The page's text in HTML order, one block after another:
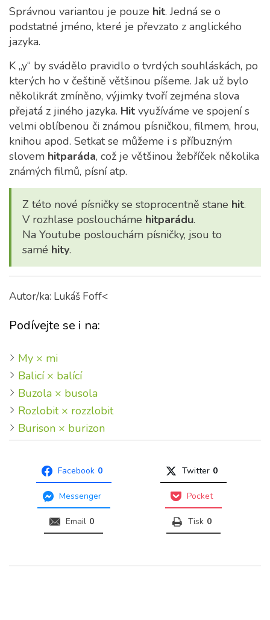
Správnou variantou je pouze hit. Jedná se o
podstatné jméno, které je převzato z anglického
jazyka.
K „y“ by svádělo pravidlo o tvrdých souhláskách, po
kterých ho v češtině většinou píšeme. Jak už bylo
několikrát zmíněno, výjimky tvoří zejména slova
přejatá z jiného jazyka. Hit využíváme ve spojení s
velmi oblíbenou či známou písničkou, filmem, hrou,
knihou apod. Setkat se můžeme i s příbuzným
slovem hitparáda, což je většinou žebříček několika
známých filmů, písní atp.
Z této nové písničky se stoprocentně stane hit.
V rozhlase posloucháme hitparádu.
Na Youtube poslouchám písničky, jsou to
samé hity.
Autor/ka: Lukáš Foff<
Podívejte se i na:
My × mi
Balicí × balící
Buzola × busola
Rozlobit × rozzlobit
Burison × burizon
Facebook 0 Twitter 0
Messenger Pocket
Email 0 Tisk 0